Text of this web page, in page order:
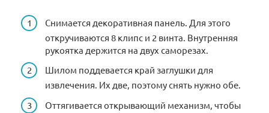
Снимается декоративная панель. Для этого
откручиваются 8 клипс и 2 винта. Внутренняя
рукоятка держится на двух саморезах.
Шилом поддевается край заглушки для
извлечения. Их две, поэтому снять нужно обе.
Оттягивается открывающий механизм, чтобы